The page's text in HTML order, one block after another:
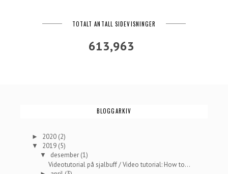
TOTALT ANTALL SIDEVISNINGER
613,963
BLOGGARKIV
► 2020 (2)
▼ 2019 (5)
▼ desember (1)
Videotutorial på sjalbuff / Video tutorial: How to...